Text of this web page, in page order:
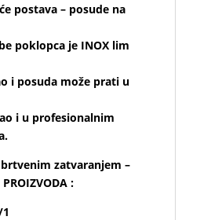
postava – posude na
poklopca je INOX lim
i posuda može prati u
i u profesionalnim
zatvaranjem –
: